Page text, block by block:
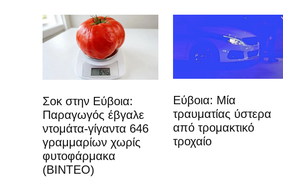
Σοκ στην Εύβοια:
Παραγωγός έβγαλε
ντομάτα-γίγαντα 646
γραμμαρίων χωρίς
φυτοφάρμακα
(ΒΙΝΤΕΟ)
Εύβοια: Μία
τραυματίας ύστερα
από τρομακτικό
τροχαίο